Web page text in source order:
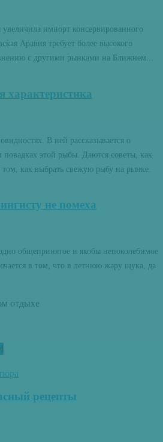
увеличила импорт консервированного
Аравия требует более высокого
с другими рынками на Ближнем...
характеристика
В ней рассказывается о
этой рыбы. Даются советы, как
том, как выбрать свежую рыбу на рынке.
не помеха
общепринятое и якобы непоколебимое
в том, что в летнюю жару щука, да
отдыхе
рецепты